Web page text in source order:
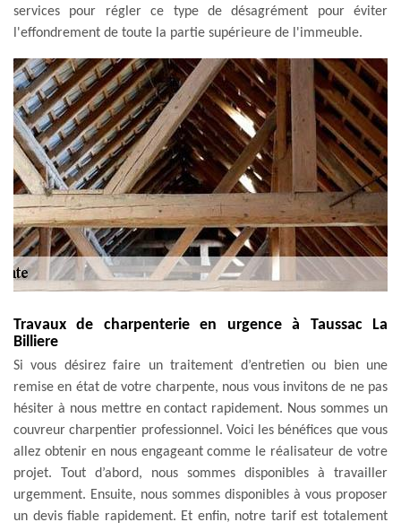
services pour régler ce type de désagrément pour éviter
l'effondrement de toute la partie supérieure de l'immeuble.
Travaux de charpenterie en urgence à Taussac La
Billiere
Si vous désirez faire un traitement d’entretien ou bien une
remise en état de votre charpente, nous vous invitons de ne pas
hésiter à nous mettre en contact rapidement. Nous sommes un
couvreur charpentier professionnel. Voici les bénéfices que vous
allez obtenir en nous engageant comme le réalisateur de votre
projet. Tout d’abord, nous sommes disponibles à travailler
urgemment. Ensuite, nous sommes disponibles à vous proposer
un devis fiable rapidement. Et enfin, notre tarif est totalement